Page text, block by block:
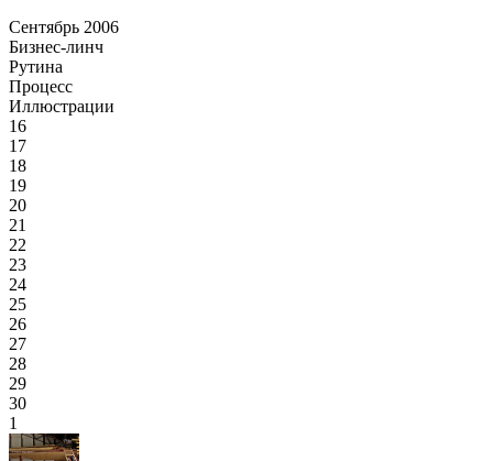
Сентябрь 2006
Бизнес-линч
Рутина
Процесс
Иллюстрации
16
17
18
19
20
21
22
23
24
25
26
27
28
29
30
1